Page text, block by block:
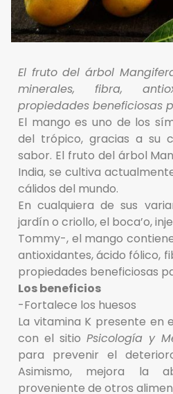
El fruto del árbol
minerales, fibra,
propiedades beneficiosas
El mango es uno de los
del trópico, gracias a su
sabor. El fruto del árbol
India, se cultiva
cálidos del mundo.
En cualquiera de sus
jardín o criollo, el boca’o,
Tommy-, el mango
antioxidantes, ácido fólico,
propiedades beneficiosas
Los beneficios
-Fortalece los huesos
La vitamina K presente en
con el sitio Psicología y
para prevenir el
Asimismo, mejora la
proveniente de otros